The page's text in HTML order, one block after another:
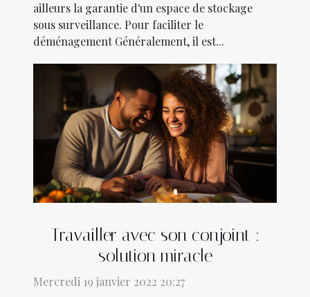
ailleurs la garantie d'un espace de stockage
sous surveillance. Pour faciliter le
déménagement Généralement, il est...
Travailler avec son conjoint :
solution miracle
Mercredi 19 janvier 2022 20:27